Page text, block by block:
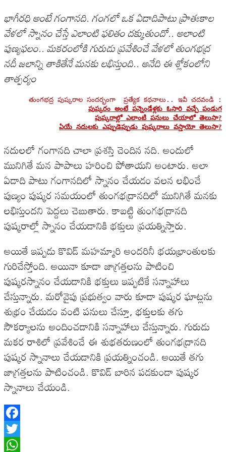
భాగీరధి అంటే గంగానది. గంగలో ఒక ఏడాదిపాటు ప్రాతఃకాల
వేళలో స్నానం చేస్తే ఎలాంటి ఫలితం దక్కుతుందో.. అలాంటి
పుణ్యఫలం.. మకరంలోకి గురుడు ప్రవేశించే వేళలో తుంగభద్ర
నదీ జలాన్ని తాకితేనే మనకు లభిస్తుంది.. అనేది ఈ శ్లోకంలోని
తాత్పర్యం
పుష్కరం అంటే పన్నెండేళ్లకు ఓసారి వచ్చే పండుగ
పుష్కరాల్లో ఎలాంటి పనులు చేయాలో తెలుసా?
ఏయే నదులకు ఎప్పుడెప్పుడు పుష్కరాలు వస్తాయో తెలుసా?
నదులలో గంగానది చాలా ప్రశస్తి చెందిన నది. అందులో
మునిగితే మన పాపాలు హరించి పోతాయని అంటారు. అలా
ఏడాది పాటు గంగానదిలో స్నానం చేయడం వలన లభించే
పుణ్యం పుష్కర సమయంలో తుంగభద్రానదిలో మునిగితే మనకు
లభిస్తుందని పెద్దలు చెబుతారు. కాబట్టి తుంగభద్రానది
పుష్కరాల్లో స్నానం చేయడానికి భక్తులు ప్రయత్నిస్తారు.
అయితే ఇప్పడు కొవిడ్ మహమ్మారి అందరినీ భయభ్రాంతులకు
గురిచేస్తోంది. అయినా కూడా జాగ్రత్తలను పాటించి
పుష్కరస్నానం చేయడానికి భక్తులు ఇప్పటికే సన్నాహాలు
చేస్తున్నారు. మరోవైపు ప్రభుత్వం వారు కూడా పుష్కర ఘాట్లను
శుభ్రం చేయడం వంటి పనులు చేస్తూ, భక్తులకు తగు
సౌకర్యాలను అందించడానికి సన్నాహాలు చేస్తున్నారు. గురుడు
మకర రాశిలో ప్రవేశించే ఈ శుభతరుణంలో తుంగభద్రానది
పుష్కర స్నానాలు చేయడానికి ప్రయత్నించండి. అయితే తగు
జాగ్రత్తలను పాటించండి. కొవిడ్ బారిన పడకుండా పుష్కర
స్నానాలు చేయండి.
Facebook
Twitter